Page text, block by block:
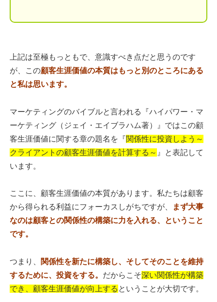
上記は至極もっともで、意識すべき点だと思うのです
が、この顧客生涯価値の本質はもっと別のところにある
と私は思います。
マーケティングのバイブルと言われる『ハイパワー・マ
ーケティング（ジェイ・エイブラハム著）』ではこの顧
客生涯価値に関する章の題名を『関係性に投資しよう～
クライアントの顧客生涯価値を計算する～ 』と表記して
います。
ここに、顧客生涯価値の本質があります。私たちは顧客
から得られる利益にフォーカスしがちですが、
まず大事
なのは顧客との関係性の構築に力を入れる、ということ
です。
つまり、
関係性を新たに構築し、そしてそのことを維持
するために、投資をする。 だからこそ深い関係性が構築
でき、顧客生涯価値が向上する ということが大切です。